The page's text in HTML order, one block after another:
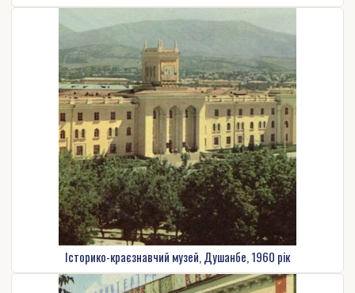
Історико-краєзнавчий музей, Душанбе, 1960 рік